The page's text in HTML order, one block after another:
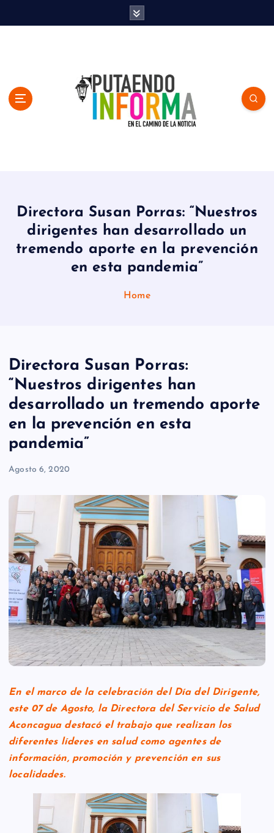
Directora Susan Porras: “Nuestros
dirigentes han desarrollado un
tremendo aporte en la prevención
en esta pandemia”
Home
Directora Susan Porras:
“Nuestros dirigentes han
desarrollado un tremendo aporte
en la prevención en esta
pandemia”
Agosto 6, 2020
En el marco de la celebración del Día del Dirigente,
este 07 de Agosto, la Directora del Servicio de Salud
Aconcagua destacó el trabajo que realizan los
diferentes líderes en salud como agentes de
información, promoción y prevención en sus
localidades.